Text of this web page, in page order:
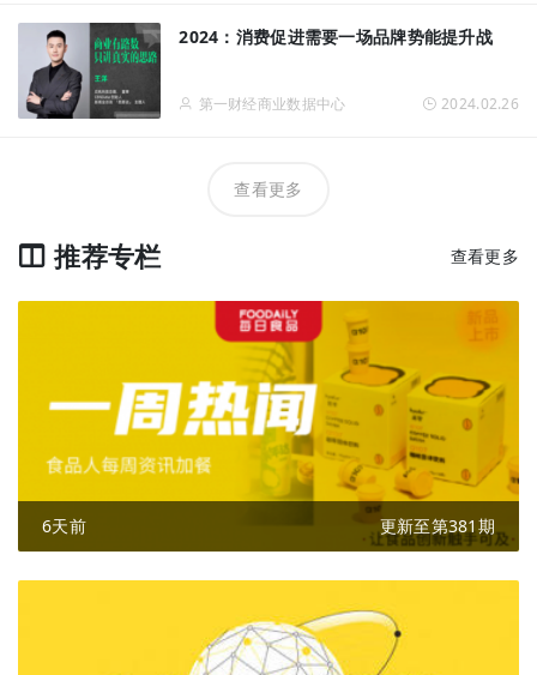
2024：消费促进需要一场品牌势能提升战
第一财经商业数据中心 2024.02.26
查看更多
推荐专栏 查看更多
6天前 更新至第381期